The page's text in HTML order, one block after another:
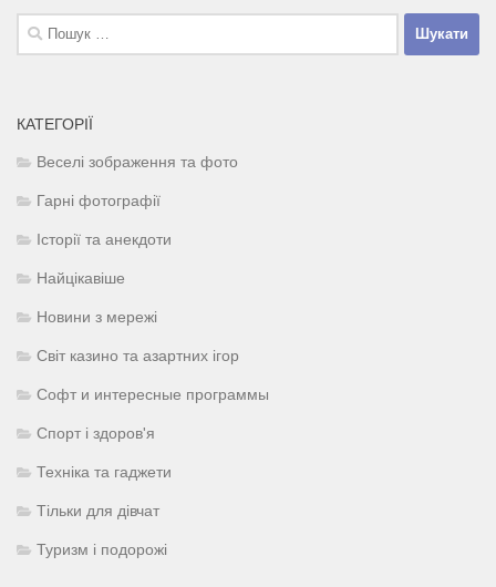
Пошук:
КАТЕГОРІЇ
Веселі зображення та фото
Гарні фотографії
Історії та анекдоти
Найцікавіше
Новини з мережі
Світ казино та азартних ігор
Софт и интересные программы
Спорт і здоров'я
Техніка та гаджети
Тільки для дівчат
Туризм і подорожі